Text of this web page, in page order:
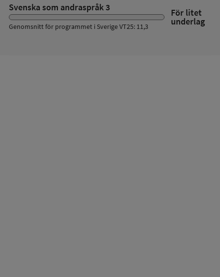
Svenska som andraspråk 3 För litet
underlag
Genomsnitt för programmet i Sverige VT25: 11,3